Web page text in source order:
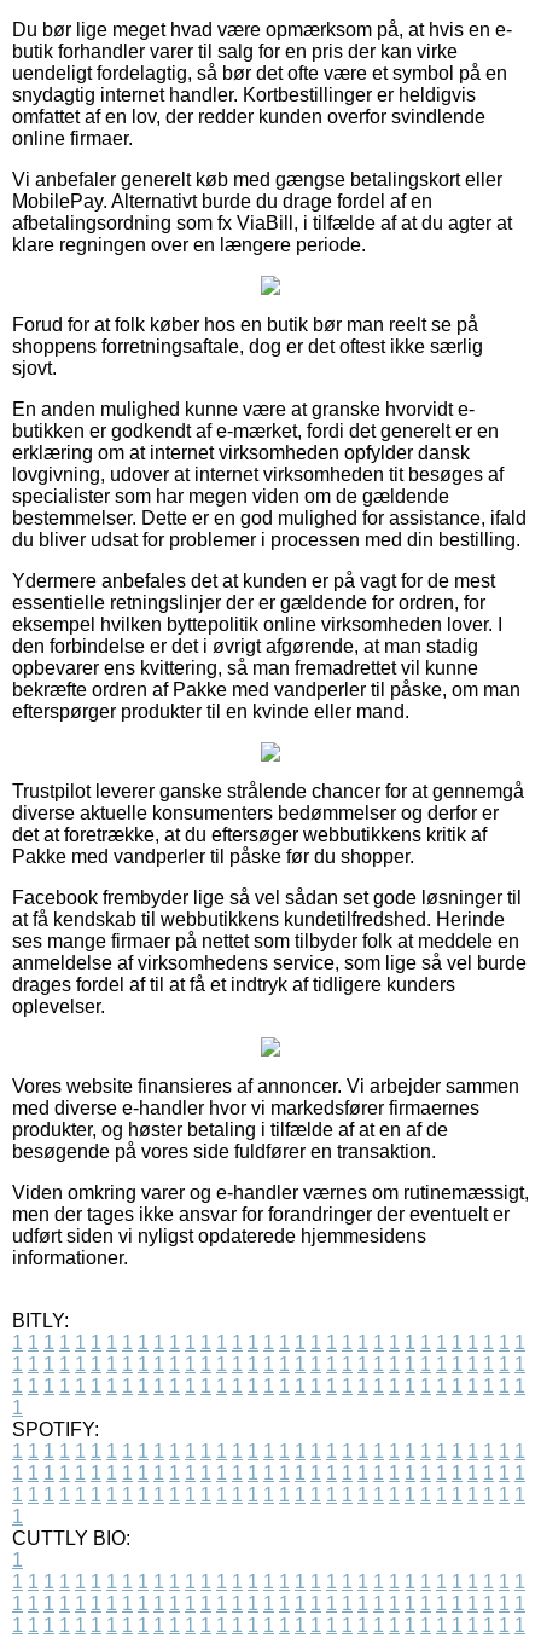
Du bør lige meget hvad være opmærksom på, at hvis en e-
butik forhandler varer til salg for en pris der kan virke
uendeligt fordelagtig, så bør det ofte være et symbol på en
snydagtig internet handler. Kortbestillinger er heldigvis
omfattet af en lov, der redder kunden overfor svindlende
online firmaer.
Vi anbefaler generelt køb med gængse betalingskort eller
MobilePay. Alternativt burde du drage fordel af en
afbetalingsordning som fx ViaBill, i tilfælde af at du agter at
klare regningen over en længere periode.
Forud for at folk køber hos en butik bør man reelt se på
shoppens forretningsaftale, dog er det oftest ikke særlig
sjovt.
En anden mulighed kunne være at granske hvorvidt e-
butikken er godkendt af e-mærket, fordi det generelt er en
erklæring om at internet virksomheden opfylder dansk
lovgivning, udover at internet virksomheden tit besøges af
specialister som har megen viden om de gældende
bestemmelser. Dette er en god mulighed for assistance, ifald
du bliver udsat for problemer i processen med din bestilling.
Ydermere anbefales det at kunden er på vagt for de mest
essentielle retningslinjer der er gældende for ordren, for
eksempel hvilken byttepolitik online virksomheden lover. I
den forbindelse er det i øvrigt afgørende, at man stadig
opbevarer ens kvittering, så man fremadrettet vil kunne
bekræfte ordren af Pakke med vandperler til påske, om man
efterspørger produkter til en kvinde eller mand.
Trustpilot leverer ganske strålende chancer for at gennemgå
diverse aktuelle konsumenters bedømmelser og derfor er
det at foretrække, at du eftersøger webbutikkens kritik af
Pakke med vandperler til påske før du shopper.
Facebook frembyder lige så vel sådan set gode løsninger til
at få kendskab til webbutikkens kundetilfredshed. Herinde
ses mange firmaer på nettet som tilbyder folk at meddele en
anmeldelse af virksomhedens service, som lige så vel burde
drages fordel af til at få et indtryk af tidligere kunders
oplevelser.
Vores website finansieres af annoncer. Vi arbejder sammen
med diverse e-handler hvor vi markedsfører firmaernes
produkter, og høster betaling i tilfælde af at en af de
besøgende på vores side fuldfører en transaktion.
Viden omkring varer og e-handler værnes om rutinemæssigt,
men der tages ikke ansvar for forandringer der eventuelt er
udført siden vi nyligst opdaterede hjemmesidens
informationer.
BITLY:
1 1 1 1 1 1 1 1 1 1 1 1 1 1 1 1 1 1 1 1 1 1 1 1 1 1 1 1 1 1 1 1 1
1 1 1 1 1 1 1 1 1 1 1 1 1 1 1 1 1 1 1 1 1 1 1 1 1 1 1 1 1 1 1 1 1
1 1 1 1 1 1 1 1 1 1 1 1 1 1 1 1 1 1 1 1 1 1 1 1 1 1 1 1 1 1 1 1 1
1
SPOTIFY:
1 1 1 1 1 1 1 1 1 1 1 1 1 1 1 1 1 1 1 1 1 1 1 1 1 1 1 1 1 1 1 1 1
1 1 1 1 1 1 1 1 1 1 1 1 1 1 1 1 1 1 1 1 1 1 1 1 1 1 1 1 1 1 1 1 1
1 1 1 1 1 1 1 1 1 1 1 1 1 1 1 1 1 1 1 1 1 1 1 1 1 1 1 1 1 1 1 1 1
1
CUTTLY BIO:
1
1 1 1 1 1 1 1 1 1 1 1 1 1 1 1 1 1 1 1 1 1 1 1 1 1 1 1 1 1 1 1 1 1
1 1 1 1 1 1 1 1 1 1 1 1 1 1 1 1 1 1 1 1 1 1 1 1 1 1 1 1 1 1 1 1 1
1 1 1 1 1 1 1 1 1 1 1 1 1 1 1 1 1 1 1 1 1 1 1 1 1 1 1 1 1 1 1 1 1